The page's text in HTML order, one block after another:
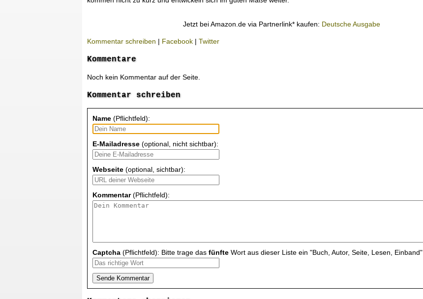
Jetzt bei Amazon.de via Partnerlink* kaufen: Deutsche Ausgabe
Kommentar schreiben | Facebook | Twitter
Kommentare
Noch kein Kommentar auf der Seite.
Kommentar schreiben
Name (Pflichtfeld):
E-Mailadresse (optional, nicht sichtbar):
Webseite (optional, sichtbar):
Kommentar(Pflichtfeld):
Captcha (Pflichtfeld): Bitte trage das fünfte Wort aus dieser Liste ein "Buch, Autor, Seite, Lesen, Einband"